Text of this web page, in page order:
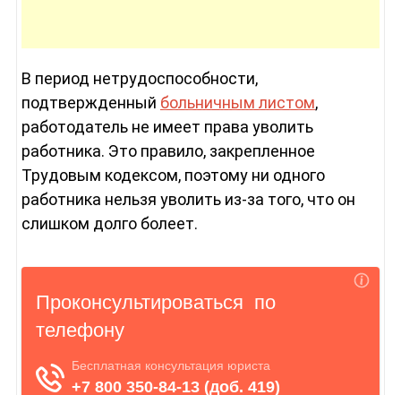
В период нетрудоспособности,
подтвержденный больничным листом,
работодатель не имеет права уволить
работника. Это правило, закрепленное
Трудовым кодексом, поэтому ни одного
работника нельзя уволить из-за того, что он
слишком долго болеет.